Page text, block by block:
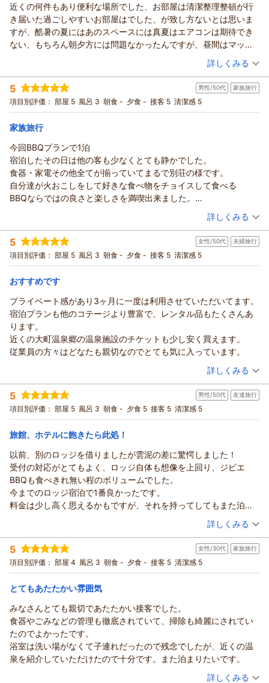
近くの何件もあり便利な場所でした、お部屋は清潔整理整頓が行
き届いた過ごしやすいお部屋はでした、が致し方ないとは思いま
すが、酷暑の夏にはあのスペースには真夏はエアコンは期待でき
ない、もちろん朝夕方には問題なかったんですが、昼間はマック
スに下げても、なかなか冷えないと感じました、各部屋にはエア
コンがありませんので、ドア開けての就寝でしょう、基本プラン
でしたがパラソル横のスペースも十分ありBBQも楽しめました、
玄関のデッキスペースも便利に使えます、ほのかな木の香り、お
しゃれな外観、夏の良い思い出が出来ました
（投稿日：2026/07/26）
宿泊時期： 2026年07月宿泊 (家族旅行)
投稿者： まっちゃんさん
宿泊プラン： 【貸別荘／スタンダードプラン】スタイルに合わせた選べる６
タイプのログコテージ
その他 食事なし
宿泊価格帯：
カナディアンビレッジ モントリオールからの返信
まっちゃん 様
この度は、『モントリオール』をご利用いただきありがとうご
ざいました。
楽しい思い出をお作りいただけたとの事、私どもスタッフもう
お書き込みいただいた、昼間のエアコンにつきましては、今年
の『酷暑』の影響もあり、
日中の室内は、なかなか冷えにくい場合がございます。
特にＡタイプは、寝室のエアコンがございませんので、そう感
じやすいかと思います。
るのですが・・・。
ここ数年の状況を考えて、先日、いくつかのお部屋のエアコン
を新しものに替えさせてはいただいたのですが、
徐々に改善していこうと思います。（ぜひ次回は、寝室にエア
コンのあるAR・Bタイプをご利用ください。）
自然の中でのご滞在ですので、夏の虫対策は、確かに必須で
虫よけスプレー等のご用意をお願いいたします。
お客さまからのご要望もあり、有料ではありますが、蚊取り線
香のご提供（有料）も始めました。
ご入用の際には、お気軽にお声をおかけください。
またのご利用を、楽しみにお待ちしております。
この度は、ご利用＆クチコミへのご投稿ありがとうございまし
た。
（返信日：2026/07/27）
詳しくみる
5 男性/50代 家族旅行
項目別評価： 部屋 5 風呂 3 朝食 - 夕食 - 接客 5 清潔感 5
家族旅行
今回BBQプランで1泊
宿泊したその日は他の客も少なくとても静かでした。
食器・家電その他全てが揃っていてまるで別荘の様です。
自分達が火おこしをして好きな食べ物をチョイスして食べる
BBQならではの良さと楽しさを満喫出来ました。
その後、夜は花火で娘は大満足とても楽しい1日を過ごせました
が、あえて言うならこの場所・季節は虫（蚊・クモその他）が多
いので対策が必要ですが、そこはこちらに宿泊するならばご愛嬌
でと言う事で
チェックインからチェックアウトまで、スタッフさん達の対応も
のラストで大変心良く帰宅の途に付けました。
またこの施設には来たいと思いますので、その際はよろしくお願
いします。
ありがとうございました。
（投稿日：2026/07/19）
宿泊時期： 2026年07月宿泊 (家族旅行)
投稿者： とんちゃんさん
宿泊プラン： 【食材全持ち込みバーベキュープラン】専用スペースで楽しむ
BBQ★お好きな食材をご自由に！コンロセット付
その他 食事なし
宿泊価格帯： 11,001～12,000円(大人一人あたり/税込)
カナディアンビレッジ モントリオールからの返信
とんちゃん 様
この度は、『モントリオール』をご利用いただきありがとうご
ざいました。
ご家族で、お楽しみいただけたご様子に、私どもも、"ほっこ
別荘のようにご利用いただける、手軽にアウトドア気分で過ご
せる、花火もOK！
私どもが、アピールしたい部分をすべてご体験していただいた
上に、
スタッフにお褒めのお言葉までいただき、光栄に思っていま
またお越しいただきます時は、ぜひ季節を変えて、違いをお楽
しみいただければ幸いです。
季節が違うと、また新しい魅力を感じていただけます。
またお会いできますことを楽しみにお待ちしております。
この度は、ご利用＆クチコミへのご投稿と高いご評価をいただ
詳しくみる
5 女性/50代 夫婦旅行
項目別評価： 部屋 5 風呂 3 朝食 - 夕食 - 接客 5 清潔感 5
おすすめです
プライベート感があり3ヶ月に一度は利用させていただいてます。
宿泊プランも他のコテージより豊富で、レンタル品もたくさんあ
ります。
近くの大町温泉郷の温泉施設のチケットも少し安く買えます。
従業員の方々はどなたも親切なのでとても気に入っています。
（投稿日：2026/07/18）
宿泊時期： 2026年07月宿泊 (夫婦旅行)
投稿者： ひとまつさん
宿泊プラン： ★★ アウトドアライフを満喫！ 『ゆったり連泊♪ログラン
ピング！！』 ★★
その他 食事なし
宿泊価格帯： 11,001～12,000円(大人一人あたり/税込)
カナディアンビレッジ モントリオールからの返信
ひとまつ 様
いつもご利用いただきありがとうございます。
『モントリオール』の良いところ・悪いところ充分にご理解の
上、
今後とも、お気づきになられたことがございましたら、
お教えいただき、より良い環境を作っていきたいと思っており
ますので、
何なりとご意見をお聞かせください。
またのご利用を、楽しみにお待ちしております。
きありがとうございました。
（返信日：2026/07/19）
詳しくみる
5 男性/50代 友達旅行
項目別評価： 部屋 5 風呂 3 朝食 - 夕食 5 接客 5 清潔感 5
旅館、ホテルに飽きたら此処！
以前、別のロッジを借りましたが雲泥の差に驚愕しました！
受付の対応がとてもよく、ロッジ自体も想像を上回り、ジビエ
BBQも食べきれ無い程のボリュームでした。
今までのロッジ宿泊で1番良かったです。
料金は少し高く思えるかもですが、それを持ってしてもまた泊ま
もし、ジビエが苦手ならBBQは食材を購入してすると良いと思い
ます。
（投稿日：2026/05/10）
宿泊時期： 2026年05月宿泊 (友達旅行)
投稿者： シンヤさん
宿泊プラン： 【食材付きバーベキュープラン】専用スペースで楽しむ地元産
ジビエＢＢＱ★コンロセット付・持ち込みも可
その他 夕のみ
宿泊価格帯： 12,001～13,000円(大人一人あたり/税込)
カナディアンビレッジ モントリオールからの返信
シンヤ 様
先日は、ご利用いただきありがとうございました。
地元食材を使った『ジビエBBQ』、ご堪能いただけたようで良
かったです。
更に、施設やスタッフにも、お褒めのお言葉をいただき、『１
詳しくみる
5 女性/30代 家族旅行
項目別評価： 部屋 4 風呂 3 朝食 - 夕食 - 接客 5 清潔感 5
とてもあたたかい雰囲気
みなさんとても親切であたたかい接客でした。
食器やごみなどの管理も徹底されていて、掃除も綺麗にされてい
たのでよかったです。
浴室は洗い場がなくて子連れだったので残念でしたが、近くの温
泉を紹介していただけたので十分です。また泊まりたいです。
（投稿日：2026/05/06）
詳しくみる